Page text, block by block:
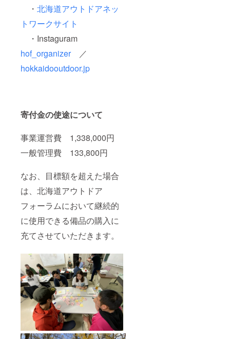
・ 北海道アウトドアネッ
トワークサイト
・Instaguram
hof_organizer／
hokkaidooutdoor.jp
寄付金の使途について
事業運営費 1,338,000円
一般管理費 133,800円
なお、目標額を超えた場合
は、北海道アウトドア
フォーラムにおいて継続的
に使用できる備品の購入に
充てさせていただきます。